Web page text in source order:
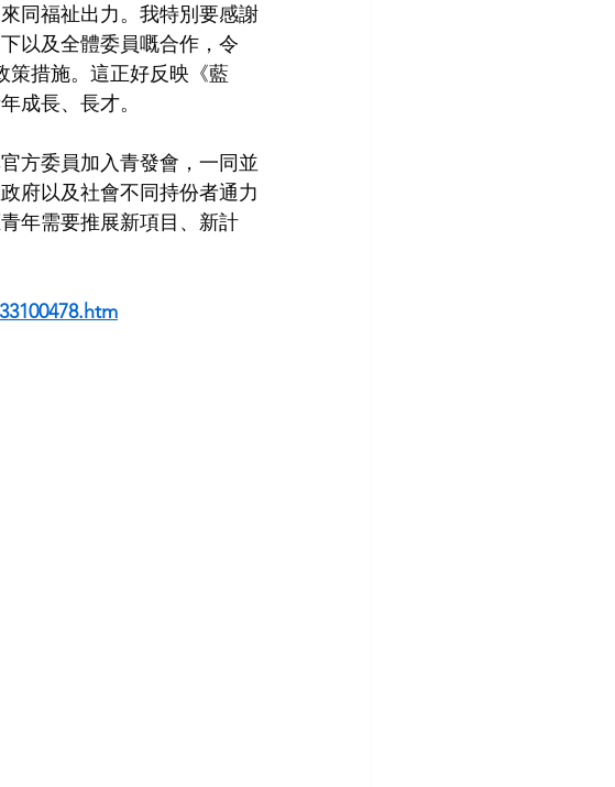
同福祉出力。我特別要感謝
以及全體委員嘅合作，令
策措施。這正好反映《藍
成長、長才。
方委員加入青發會，一同並
府以及社會不同持份者通力
年需要推展新項目、新計